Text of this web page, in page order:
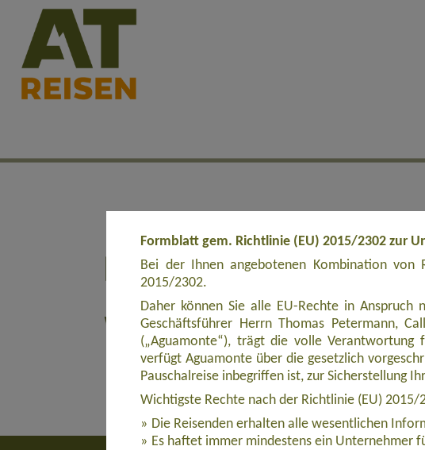
Formblatt gem. Richtlinie (EU) 2015/2302 zur
Bei der Ihnen angebotenen Kombination von
2015/2302.
Daher können Sie alle EU-Rechte in
Geschäftsführer Herrn Thomas Petermann,
(„Aguamonte“), trägt die volle Verantwortung
verfügt Aguamonte über die gesetzlich
Pauschalreise inbegriffen ist, zur Sicherstellung
Wichtigste Rechte nach der Richtlinie (EU) 2015/
Die Reisenden erhalten alle wesentlichen
Es haftet immer mindestens ein Unternehmer